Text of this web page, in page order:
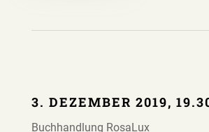
3. DEZEMBER 2019,
Buchhandlung RosaLux